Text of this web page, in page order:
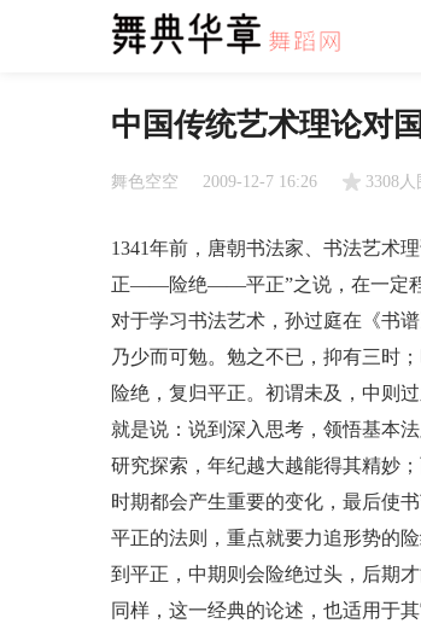
中国传统艺术理论对
舞色空空 2009-12-7 16:26 3308
1341年前，唐朝书法家、书法艺术
正——险绝——平正”之说，在一定程
对于学习书法艺术，孙过庭在《书
乃少而可勉。勉之不已，抑有三时
险绝，复归平正。初谓未及，中则
就是说：说到深入思考，领悟基本
研究探索，年纪越大越能得其精妙
时期都会产生重要的变化，最后使
平正的法则，重点就要力追形势的
到平正，中期则会险绝过头，后期
同样，这一经典的论述，也适用于